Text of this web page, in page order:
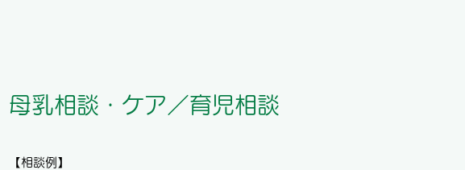
母乳相談・ケア／育児相談
​【相談例】